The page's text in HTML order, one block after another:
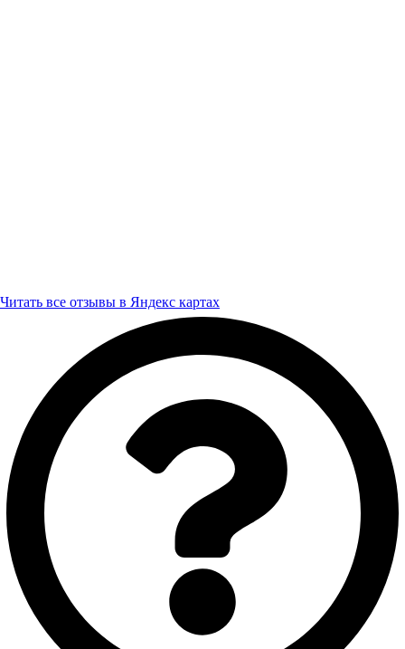
Читать все отзывы в Яндекс картах